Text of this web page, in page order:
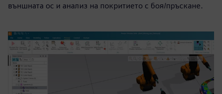
външната ос и анализ на покритието с боя/пръскане.